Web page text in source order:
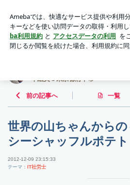
は熱いうちに打て！~ IT社会保険労
市~
アプリをダウンロードして ブログの更新
ょう。
本絵美＠東京都府中市~
前の記事へ 一覧
世界の山ちゃんから
シーシャッフルポテト
2012-12-09 23:15:33
テーマ： IT社労士